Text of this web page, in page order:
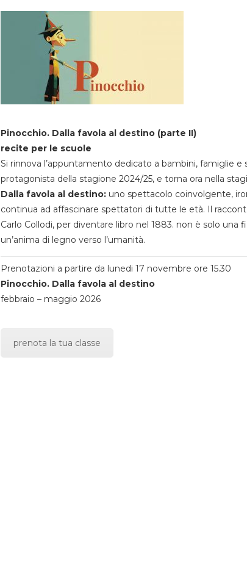
Pinocchio. Dalla favola al destino (parte II)
recite per le scuole
Si rinnova l’appuntamento dedicato a bambini, famiglie e
protagonista della stagione 2024/25, e torna ora nella
Dalla favola al destino:uno spettacolo coinvolgente,
continua ad affascinare spettatori di tutte le età. Il
Carlo Collodi, per diventare libro nel 1883. non è solo una
un’anima di legno verso l’umanità.
Prenotazioni a partire da lunedi 17 novembre ore 15.30
Pinocchio. Dalla favola al destino
febbraio – maggio 2026
prenota la tua classe